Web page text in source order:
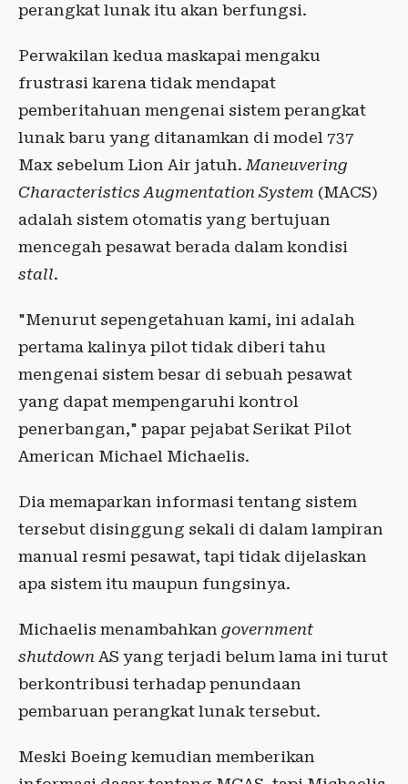
perangkat lunak itu akan berfungsi.
Perwakilan kedua maskapai mengaku
frustrasi karena tidak mendapat
pemberitahuan mengenai sistem perangkat
lunak baru yang ditanamkan di model 737
Max sebelum Lion Air jatuh.Maneuvering
Characteristics Augmentation System (MACS)
adalah sistem otomatis yang bertujuan
mencegah pesawat berada dalam kondisi
stall.
"Menurut sepengetahuan kami, ini adalah
pertama kalinya pilot tidak diberi tahu
mengenai sistem besar di sebuah pesawat
yang dapat mempengaruhi kontrol
penerbangan," papar pejabat Serikat Pilot
American Michael Michaelis.
Dia memaparkan informasi tentang sistem
tersebut disinggung sekali di dalam lampiran
manual resmi pesawat, tapi tidak dijelaskan
apa sistem itu maupun fungsinya.
Michaelis menambahkan government
shutdown AS yang terjadi belum lama ini turut
berkontribusi terhadap penundaan
pembaruan perangkat lunak tersebut.
Meski Boeing kemudian memberikan